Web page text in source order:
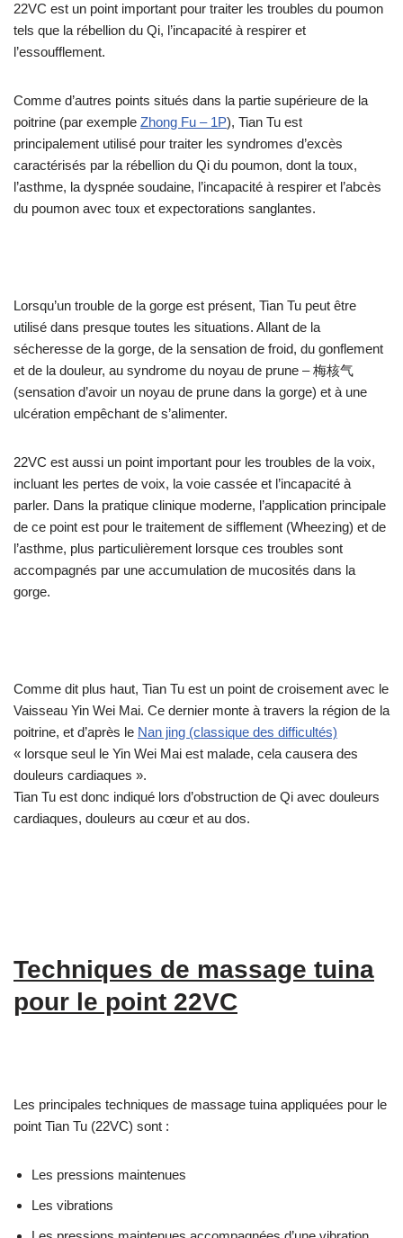
22VC est un point important pour traiter les troubles du poumon
tels que la rébellion du Qi, l’incapacité à respirer et
l’essoufflement.
Comme d’autres points situés dans la partie supérieure de la
poitrine (par exemple Zhong Fu – 1P), Tian Tu est
principalement utilisé pour traiter les syndromes d’excès
caractérisés par la rébellion du Qi du poumon, dont la toux,
l’asthme, la dyspnée soudaine, l’incapacité à respirer et l’abcès
du poumon avec toux et expectorations sanglantes.
Lorsqu’un trouble de la gorge est présent, Tian Tu peut être
utilisé dans presque toutes les situations. Allant de la
sécheresse de la gorge, de la sensation de froid, du gonflement
et de la douleur, au syndrome du noyau de prune – 梅核气
(sensation d’avoir un noyau de prune dans la gorge) et à une
ulcération empêchant de s’alimenter.
22VC est aussi un point important pour les troubles de la voix,
incluant les pertes de voix, la voie cassée et l’incapacité à
parler. Dans la pratique clinique moderne, l’application principale
de ce point est pour le traitement de sifflement (Wheezing) et de
l’asthme, plus particulièrement lorsque ces troubles sont
accompagnés par une accumulation de mucosités dans la
gorge.
Comme dit plus haut, Tian Tu est un point de croisement avec le
Vaisseau Yin Wei Mai. Ce dernier monte à travers la région de la
poitrine, et d’après le Nan jing (classique des difficultés)
« lorsque seul le Yin Wei Mai est malade, cela causera des
douleurs cardiaques ».
Tian Tu est donc indiqué lors d’obstruction de Qi avec douleurs
cardiaques, douleurs au cœur et au dos.
Techniques de massage tuina
pour le point 22VC
Les principales techniques de massage tuina appliquées pour le
point Tian Tu (22VC) sont :
Les pressions maintenues
Les vibrations